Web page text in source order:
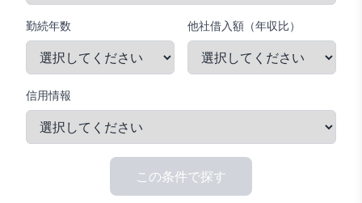
勤続年数 他社借入額（年収比）
信用情報
この条件で探す